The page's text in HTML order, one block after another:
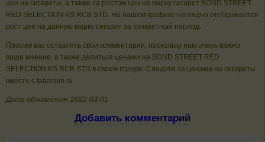
цен на сигареты, а также за ростом цен на марку сигарет BOND STREET
RED SELECTION KS RCB STD. На нашем графике наглядно отображается
рост цен на данную марку сигарет за конкретный период.
Просим вас оставлять свои комментарии, поскольку нам очень важно
ваше мнение, а также делиться ценами на BOND STREET RED
SELECTION KS RCB STD в своем городе. Следите за ценами на сигареты
вместе с tabacum.ru
Дата обновления: 2022-03-01
Добавить комментарий